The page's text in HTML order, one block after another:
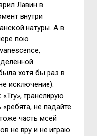
Лавин в
внутри
натуры. А в
пою
хотя бы раз в
исключение).
«Try», транслирую
не падайте
часть моей
не вру и не играю